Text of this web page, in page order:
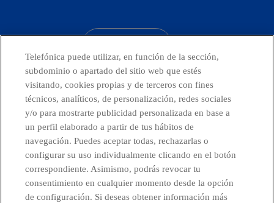
Telefónica en redes sociales
Canal de Denuncias
Centro Global Transparencia
Telefónica puede utilizar, en función de la sección,
subdominio o apartado del sitio web que estés
visitando, cookies propias y de terceros con fines
técnicos, analíticos, de personalización, redes sociales
y/o para mostrarte publicidad personalizada en base a
un perfil elaborado a partir de tus hábitos de
navegación. Puedes aceptar todas, rechazarlas o
configurar su uso individualmente clicando en el botón
correspondiente. Asimismo, podrás revocar tu
consentimiento en cualquier momento desde la opción
de configuración. Si deseas obtener información más